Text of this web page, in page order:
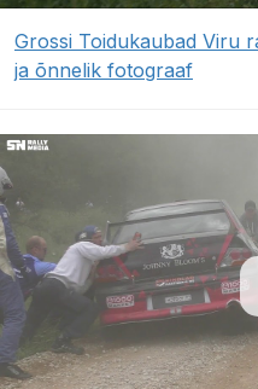
Grossi Toidukaubad Viru
ja õnnelik fotograaf